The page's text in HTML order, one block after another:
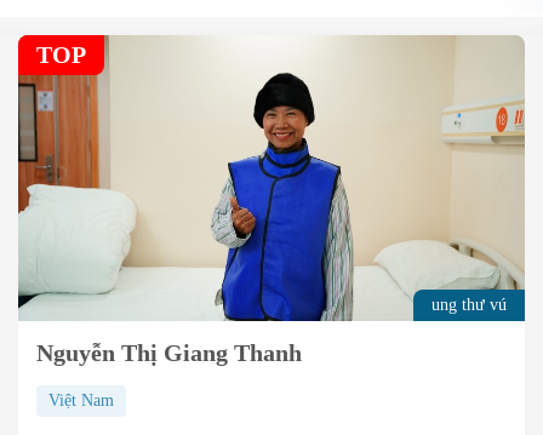
TOP
ung thư vú
Nguyễn Thị Giang Thanh
Việt Nam